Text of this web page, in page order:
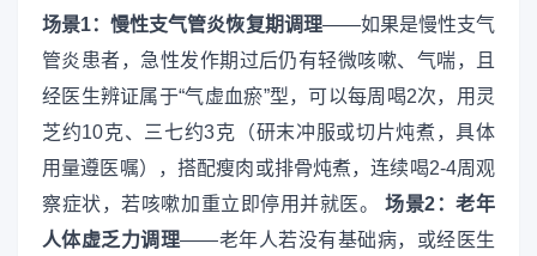
场景1：慢性支气管炎恢复期调理——如果是慢性支气
管炎患者，急性发作期过后仍有轻微咳嗽、气喘，且
经医生辨证属于“气虚血瘀”型，可以每周喝2次，用灵
芝约10克、三七约3克（研末冲服或切片炖煮，具体
用量遵医嘱），搭配瘦肉或排骨炖煮，连续喝2-4周观
察症状，若咳嗽加重立即停用并就医。场景2：老年
人体虚乏力调理——老年人若没有基础病，或经医生